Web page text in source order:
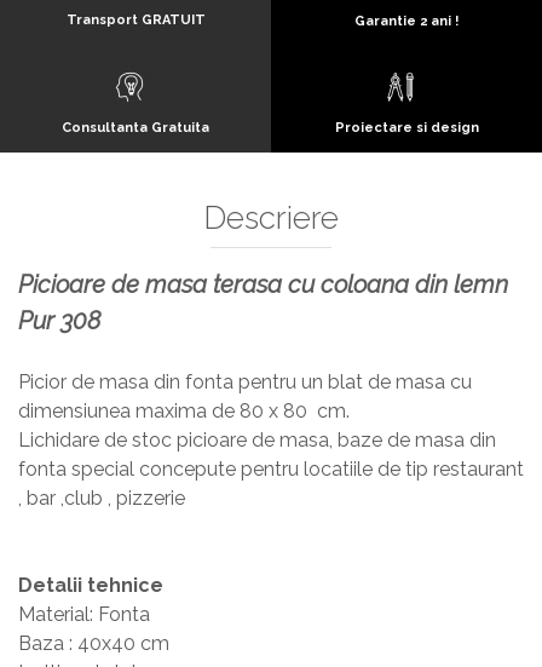
Transport GRATUIT Garantie 2 ani !
Consultanta Gratuita Proiectare si design
Descriere
Picioare de masa terasa cu coloana din lemn
Pur 308
Picior de masa din fonta pentru un blat de masa cu
dimensiunea maxima de 80 x 80 cm.
Lichidare de stoc picioare de masa, baze de masa din
fonta special concepute pentru locatiile de tip restaurant
, bar ,club , pizzerie
Detalii tehnice
Material: Fonta
Baza : 40x40 cm